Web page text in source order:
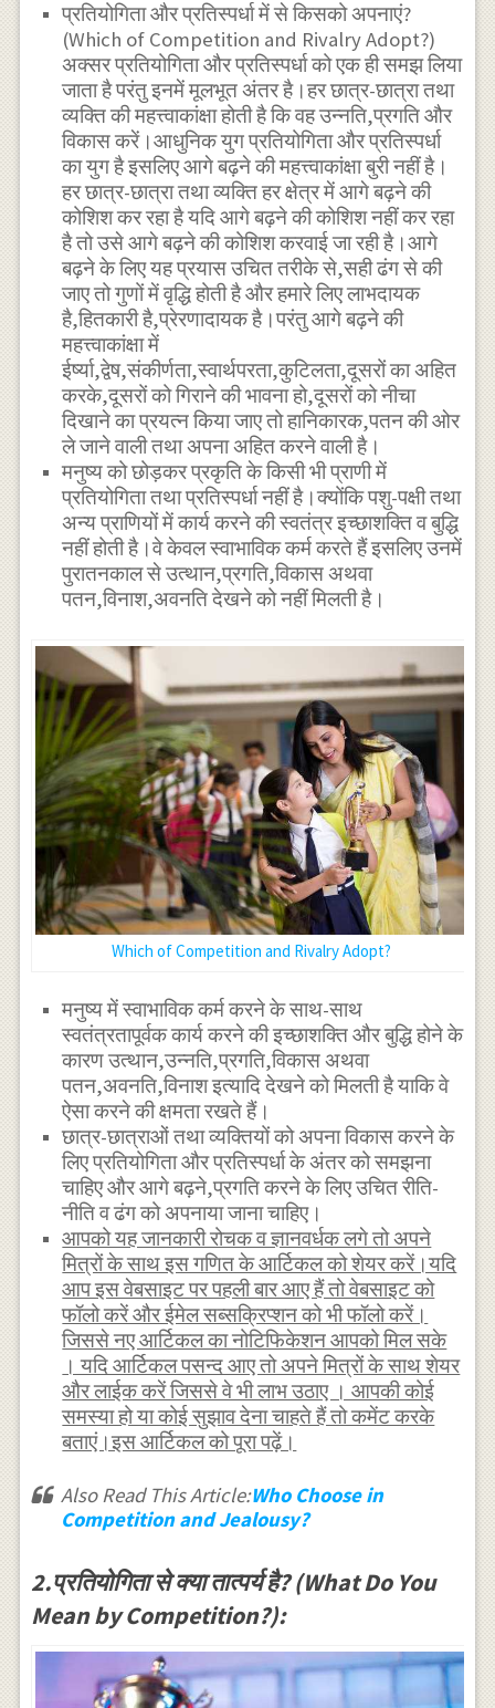
प्रतियोगिता और प्रतिस्पर्धा में से किसको अपनाएं?
(Which of Competition and Rivalry Adopt?)
अक्सर प्रतियोगिता और प्रतिस्पर्धा को एक ही समझ लिया
जाता है परंतु इनमें मूलभूत अंतर है।हर छात्र-छात्रा तथा
व्यक्ति की महत्त्वाकांक्षा होती है कि वह उन्नति,प्रगति और
विकास करें।आधुनिक युग प्रतियोगिता और प्रतिस्पर्धा
का युग है इसलिए आगे बढ़ने की महत्त्वाकांक्षा बुरी नहीं है।
हर छात्र-छात्रा तथा व्यक्ति हर क्षेत्र में आगे बढ़ने की
कोशिश कर रहा है यदि आगे बढ़ने की कोशिश नहीं कर रहा
है तो उसे आगे बढ़ने की कोशिश करवाई जा रही है।आगे
बढ़ने के लिए यह प्रयास उचित तरीके से,सही ढंग से की
जाए तो गुणों में वृद्धि होती है और हमारे लिए लाभदायक
है,हितकारी है,प्रेरणादायक है।परंतु आगे बढ़ने की
महत्त्वाकांक्षा में
ईर्ष्या,द्वेष,संकीर्णता,स्वार्थपरता,कुटिलता,दूसरों का अहित
करके,दूसरों को गिराने की भावना हो,दूसरों को नीचा
दिखाने का प्रयत्न किया जाए तो हानिकारक,पतन की ओर
ले जाने वाली तथा अपना अहित करने वाली है।
मनुष्य को छोड़कर प्रकृति के किसी भी प्राणी में
प्रतियोगिता तथा प्रतिस्पर्धा नहीं है।क्योंकि पशु-पक्षी तथा
अन्य प्राणियों में कार्य करने की स्वतंत्र इच्छाशक्ति व बुद्धि
नहीं होती है।वे केवल स्वाभाविक कर्म करते हैं इसलिए उनमें
पुरातनकाल से उत्थान,प्रगति,विकास अथवा
पतन,विनाश,अवनति देखने को नहीं मिलती है।
Which of Competition and Rivalry Adopt?
मनुष्य में स्वाभाविक कर्म करने के साथ-साथ
स्वतंत्रतापूर्वक कार्य करने की इच्छाशक्ति और बुद्धि होने के
कारण उत्थान,उन्नति,प्रगति,विकास अथवा
पतन,अवनति,विनाश इत्यादि देखने को मिलती है याकि वे
ऐसा करने की क्षमता रखते हैं।
छात्र-छात्राओं तथा व्यक्तियों को अपना विकास करने के
लिए प्रतियोगिता और प्रतिस्पर्धा के अंतर को समझना
चाहिए और आगे बढ़ने,प्रगति करने के लिए उचित रीति-
नीति व ढंग को अपनाया जाना चाहिए।
आपको यह जानकारी रोचक व ज्ञानवर्धक लगे तो अपने
मित्रों के साथ इस गणित के आर्टिकल को शेयर करें।यदि
आप इस वेबसाइट पर पहली बार आए हैं तो वेबसाइट को
फॉलो करें और ईमेल सब्सक्रिप्शन को भी फॉलो करें।
जिससे नए आर्टिकल का नोटिफिकेशन आपको मिल सके
। यदि आर्टिकल पसन्द आए तो अपने मित्रों के साथ शेयर
और लाईक करें जिससे वे भी लाभ उठाए । आपकी कोई
समस्या हो या कोई सुझाव देना चाहते हैं तो कमेंट करके
बताएं।इस आर्टिकल को पूरा पढ़ें।
Also Read This Article:Who Choose in
Competition and Jealousy?
2.प्रतियोगिता से क्या तात्पर्य है? (What Do You
Mean by Competition?):